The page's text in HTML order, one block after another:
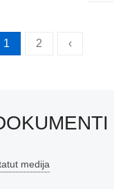
Brojevi
1 2 ‹
medija